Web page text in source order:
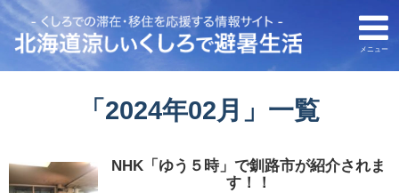
メニュー
「 2024年02月 」 一覧
NHK「ゆう５時」で釧路市が紹介されま
す！！